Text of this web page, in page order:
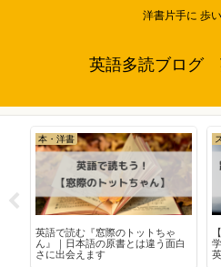
洋書片手に 歩
英語多読ブログ
本・洋書
英語で読む『窓際のトットちゃ
ん』｜日本語の原書とは違う面白
さに出会えます